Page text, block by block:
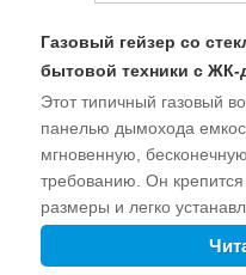
Газовый гейзер со
бытовой техники с ЖК-
Этот типичный газовый
панелью дымохода
мгновенную,
требованию. Он
размеры и легко
пространстве. Защита от
зажигания, защита от